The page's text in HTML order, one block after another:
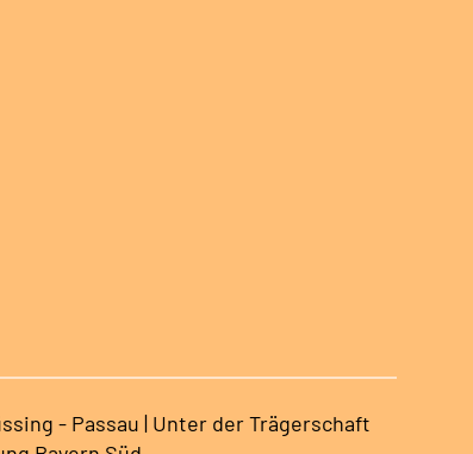
- Passau | Unter der Trägerschaft